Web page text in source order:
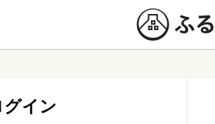
グイン